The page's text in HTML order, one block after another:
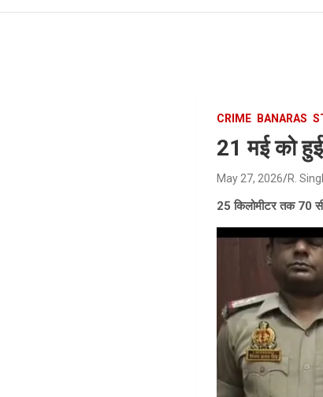
CRIME BANARAS
21 मई को
May 27, 2026 R.
25 किलोमीटर तक 70